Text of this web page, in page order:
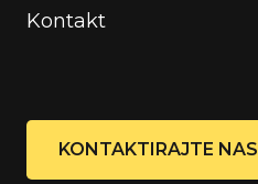
Kontakt
KONTAKTIRAJTE NAS